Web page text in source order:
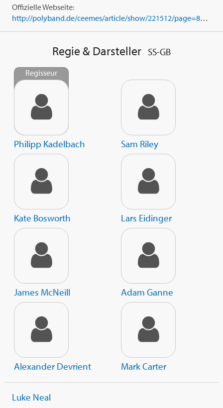
Offizielle Webseite:
http://polyband.de/ceemes/article/show/221512/page=827/layout=poly_dvd_bluray_main_public
Regie & Darsteller SS-GB
Regisseur
Philipp Kadelbach Sam Riley
Kate Bosworth Lars Eidinger
James McNeill Adam Ganne
Alexander Devrient Mark Carter
Luke Neal